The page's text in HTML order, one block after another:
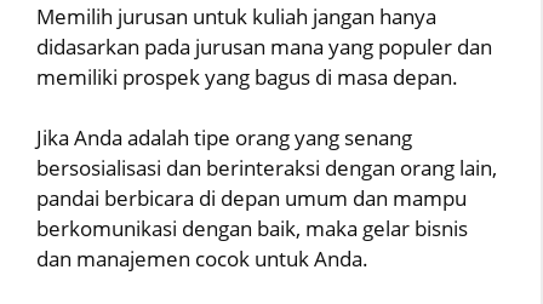
Memilih jurusan untuk kuliah jangan hanya
didasarkan pada jurusan mana yang populer dan
memiliki prospek yang bagus di masa depan.
Jika Anda adalah tipe orang yang senang
bersosialisasi dan berinteraksi dengan orang lain,
pandai berbicara di depan umum dan mampu
berkomunikasi dengan baik, maka gelar bisnis
dan manajemen cocok untuk Anda.